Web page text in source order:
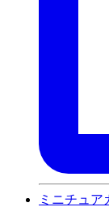
ミニチュア